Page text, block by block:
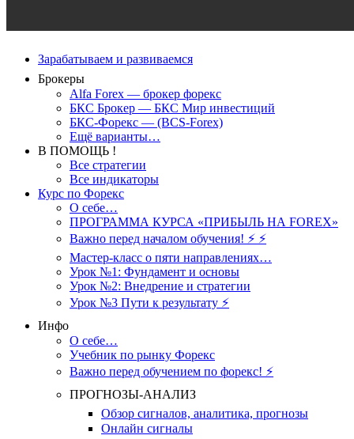
Зарабатываем и развиваемся
Брокеры
Alfa Forex — брокер форекс
БКС Брокер — БКС Мир инвестиций
БКС-Форекс — (BCS-Forex)
Ещё варианты…
В ПОМОЩЬ !
Все стратегии
Все индикаторы
Курс по Форекс
О себе…
ПРОГРАММА КУРСА «ПРИБЫЛЬ НА FOREX»
Важно перед началом обучения! ⚡ ⚡
Мастер-класс о пяти направлениях…
Урок №1: Фундамент и основы
Урок №2: Внедрение и стратегии
Урок №3 Пути к результату ⚡️
Инфо
О себе…
Учебник по рынку Форекс
Важно перед обучением по форекс! ⚡
ПРОГНОЗЫ-АНАЛИЗ
Обзор сигналов, аналитика, прогнозы
Онлайн сигналы